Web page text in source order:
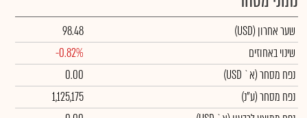
שער אחרון (USD)
98.48
שינוי באחוזים
-0.82%
נפח מסחר(א` USD)
0.00
נפח מסחר(ע"נ)
1,125,175